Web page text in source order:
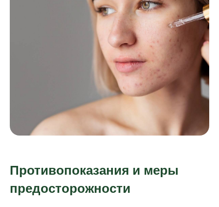
Противопоказания и меры
предосторожности